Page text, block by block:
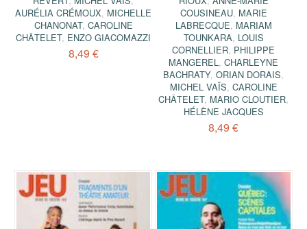
AURÉLIA CRÉMOUX, MICHELLE
CHANONAT, CAROLINE
CHÂTELET, ENZO GIACOMAZZI
8,49 €
COUSINEAU, MARIE
LABRECQUE, MARIAM
TOUNKARA, LOUIS
CORNELLIER, PHILIPPE
MANGEREL,CHARLEYNE
BACHRATY,ORIAN DORAIS,
MICHEL VAÏS, CAROLINE
CHÂTELET, MARIO CLOUTIER,
HÉLÈNE JACQUES
8,49 €